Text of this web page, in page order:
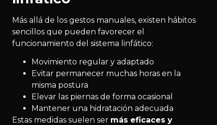
Más allá de los gestos manuales, existen hábitos
sencillos que pueden favorecer el
funcionamiento del sistema linfático:
Movimiento regular y adaptado
Evitar permanecer muchas horas en la
misma postura
Elevar las piernas de forma ocasional
Mantener una hidratación adecuada
Estas medidas suelen ser más eficaces y